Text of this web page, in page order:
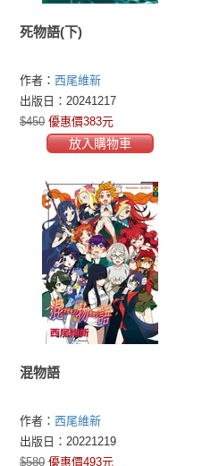
死物語(下)
作者： 西尾維新
出版日：20241217
$450 優惠價383元
放入購物車
混物語
作者： 西尾維新
出版日：20221219
$580 優惠價493元